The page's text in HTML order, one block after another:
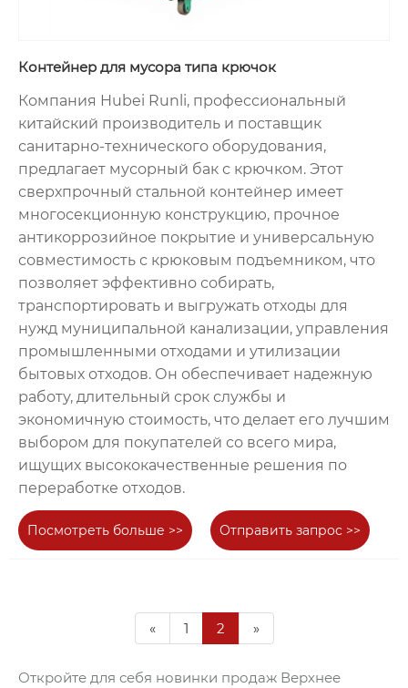
Контейнер для мусора типа крючок
Компания Hubei Runli, профессиональный
китайский производитель и поставщик
санитарно-технического оборудования,
предлагает мусорный бак с крючком. Этот
сверхпрочный стальной контейнер имеет
многосекционную конструкцию, прочное
антикоррозийное покрытие и универсальную
совместимость с крюковым подъемником, что
позволяет эффективно собирать,
транспортировать и выгружать отходы для
нужд муниципальной канализации, управления
промышленными отходами и утилизации
бытовых отходов. Он обеспечивает надежную
работу, длительный срок службы и
экономичную стоимость, что делает его лучшим
выбором для покупателей со всего мира,
ищущих высококачественные решения по
переработке отходов.
Посмотреть больше >> Отправить запрос >>
« 1 2 »
Откройте для себя новинки продаж Верхнее